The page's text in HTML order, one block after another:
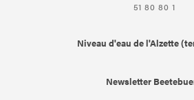
51 80 80 1
Niveau d'eau de l'Alzette
Newsletter